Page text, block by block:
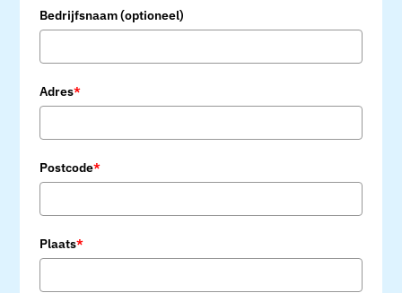
Bedrijfsnaam (optioneel)
Adres*
Postcode*
Plaats*